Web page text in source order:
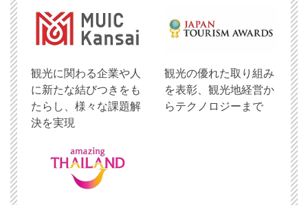
観光に関わる企業や人
に新たな結びつきをも
たらし、様々な課題解
決を実現
観光の優れた取り組み
を表彰、観光地経営か
らテクノロジーまで